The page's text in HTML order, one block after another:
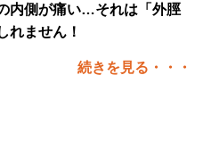
内側が痛い…それは「外脛
れません！
続きを見る・・・